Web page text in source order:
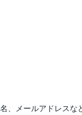
、メールアドレスな